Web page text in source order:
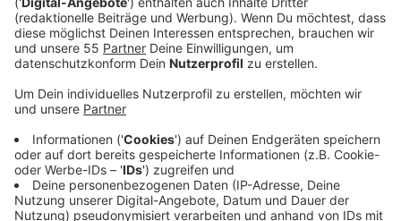
Hauptstraße in Heiligenhaus eine Schusswaffe
gezogen und Geld gefordert. Eine Mitarbeiterin habe
eine fünfstellige Summe herausgegeben. Nur wenige
Stunden später wurde der Polizei dann in Velbert an
der Lohbachstraße ein weiterer Raub auf ein Wettbüro
gemeldet. Ein vermummter Täter habe dort eine
Mitarbeiterin mit einem Messer bedroht und mehrere
hundert Euro erbeutet.
Die Polizei fragt: Wer hat die Taten möglicherweise